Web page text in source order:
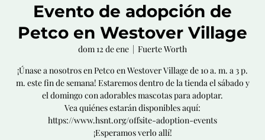
Evento de adopción de
Petco en Westover Village
dom 12 de ene
  |
Fuerte Worth
¡Únase a nosotros en Petco en Westover Village de 10 a. m. a 3 p.
m. este fin de semana! Estaremos dentro de la tienda el sábado y
el domingo con adorables mascotas para adoptar.
Vea quiénes estarán disponibles aquí:
https://www.hsnt.org/offsite-adoption-events
¡Esperamos verlo allí!